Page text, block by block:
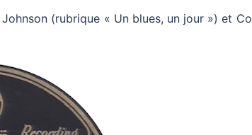
(rubrique « Un blues, un jour ») et